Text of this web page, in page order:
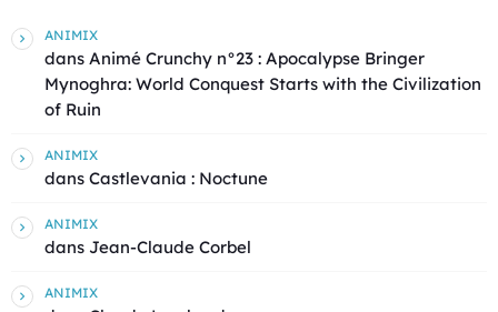
ANIMIX
dans Animé Crunchy n°23 : Apocalypse Bringer
Mynoghra: World Conquest Starts with the Civilization
of Ruin
ANIMIX
dans Castlevania : Noctune
ANIMIX
dans Jean-Claude Corbel
ANIMIX